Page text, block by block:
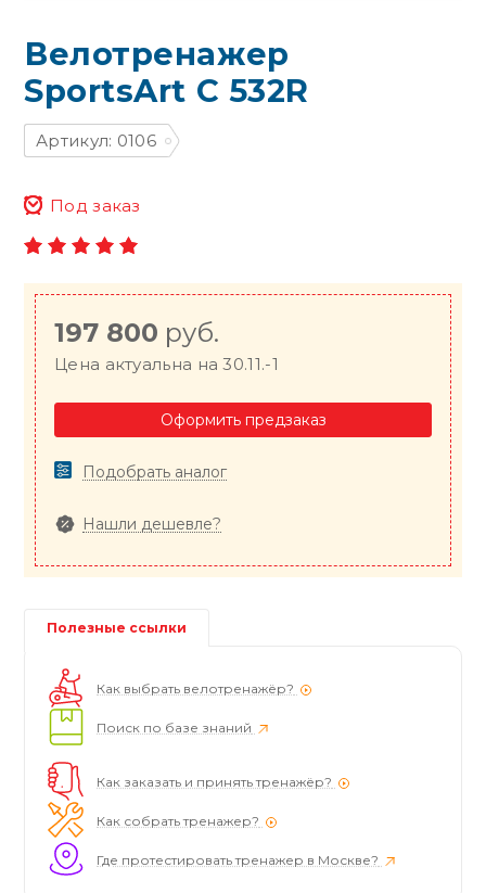
Велотренажер
SportsArt C 532R
Артикул: 0106
Под заказ
197 800 руб.
Цена актуальна на 30.11.-1
Оформить предзаказ
Подобрать аналог
Нашли дешевле?
Полезные ссылки
Как выбрать велотренажёр?
Поиск по базе знаний
Как заказать и принять тренажёр?
Как собрать тренажер?
Где протестировать тренажер в Москве?